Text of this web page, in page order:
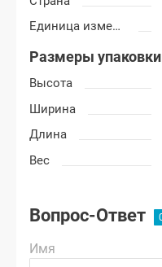
Единица измерения
Размеры упаковки
Высота
Ширина
Длина
Вес
Вопрос-Ответ
Имя